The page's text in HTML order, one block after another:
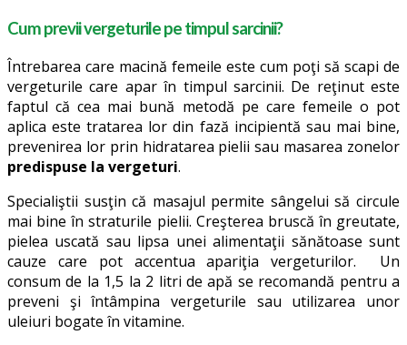
Cum previi vergeturile pe timpul sarcinii?
Întrebarea care macină femeile este cum poţi să scapi de
vergeturile care apar în timpul sarcinii. De reţinut este
faptul că cea mai bună metodă pe care femeile o pot
aplica este tratarea lor din fază incipientă sau mai bine,
prevenirea lor prin hidratarea pielii sau masarea zonelor
predispuse la vergeturi.
Specialiştii susţin că masajul permite sângelui să circule
mai bine în straturile pielii. Creşterea bruscă în greutate,
pielea uscată sau lipsa unei alimentaţii sănătoase sunt
cauze care pot accentua apariţia vergeturilor. Un
consum de la 1,5 la 2 litri de apă se recomandă pentru a
preveni şi întâmpina vergeturile sau utilizarea unor
uleiuri bogate în vitamine.